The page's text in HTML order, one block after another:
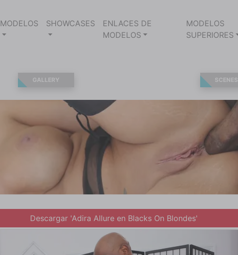
MODELOS SHOWCASES
ENLACES DE
MODELOS
MODELOS
SUPERIORES
GALLERY SCENES
Descargar 'Adira Allure en Blacks On Blondes'